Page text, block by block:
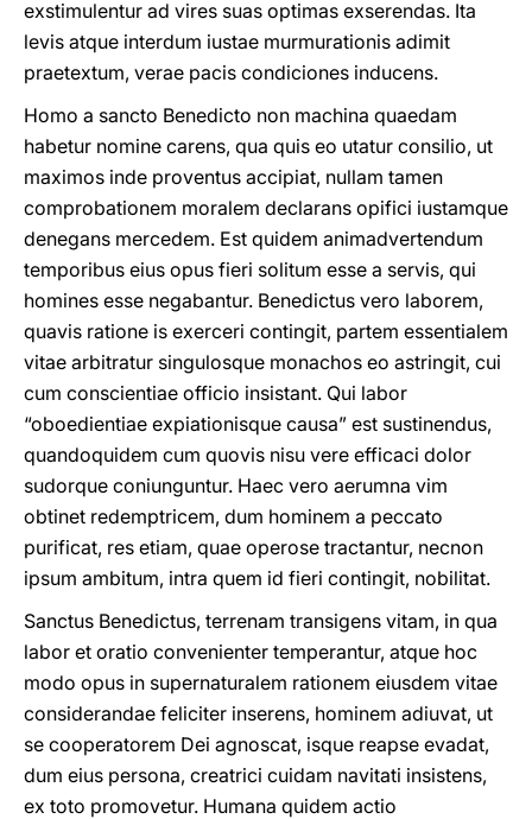
exstimulentur ad vires suas optimas exserendas. Ita
levis atque interdum iustae murmurationis adimit
praetextum, verae pacis condiciones inducens.
Homo a sancto Benedicto non machina quaedam
habetur nomine carens, qua quis eo utatur consilio, ut
maximos inde proventus accipiat, nullam tamen
comprobationem moralem declarans opifici iustamque
denegans mercedem. Est quidem animadvertendum
temporibus eius opus fieri solitum esse a servis, qui
homines esse negabantur. Benedictus vero laborem,
quavis ratione is exerceri contingit, partem essentialem
vitae arbitratur singulosque monachos eo astringit, cui
cum conscientiae officio insistant. Qui labor
“oboedientiae expiationisque causa” est sustinendus,
quandoquidem cum quovis nisu vere efficaci dolor
sudorque coniunguntur. Haec vero aerumna vim
obtinet redemptricem, dum hominem a peccato
purificat, res etiam, quae operose tractantur, necnon
ipsum ambitum, intra quem id fieri contingit, nobilitat.
Sanctus Benedictus, terrenam transigens vitam, in qua
labor et oratio convenienter temperantur, atque hoc
modo opus in supernaturalem rationem eiusdem vitae
considerandae feliciter inserens, hominem adiuvat, ut
se cooperatorem Dei agnoscat, isque reapse evadat,
dum eius persona, creatrici cuidam navitati insistens,
ex toto promovetur. Humana quidem actio